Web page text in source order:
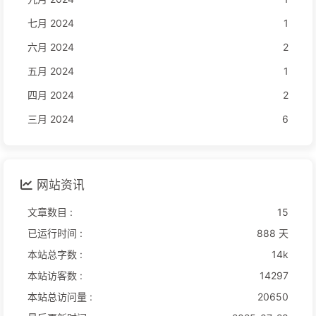
七月 2024
1
六月 2024
2
五月 2024
1
四月 2024
2
三月 2024
6
网站资讯
文章数目 :
15
已运行时间 :
888 天
本站总字数 :
14k
本站访客数 :
14297
本站总访问量 :
20650